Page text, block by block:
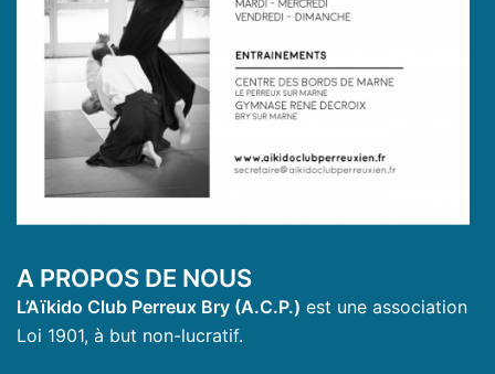
A PROPOS DE NOUS
L’Aïkido Club Perreux Bry (A.C.P.) est une association
Loi 1901, à but non-lucratif.